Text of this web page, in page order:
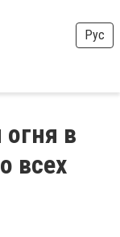
Рус
в
всех